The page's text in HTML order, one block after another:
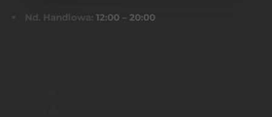
Nd. Handlowa: 12:00 – 20:00